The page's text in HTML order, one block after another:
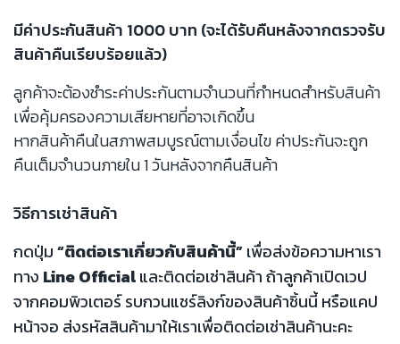
มีค่าประกันสินค้า 1000 บาท (จะได้รับคืนหลังจากตรวจรับ
สินค้าคืนเรียบร้อยแล้ว)
ลูกค้าจะต้องชำระค่าประกันตามจำนวนที่กำหนดสำหรับสินค้า
เพื่อคุ้มครองความเสียหายที่อาจเกิดขึ้น
หากสินค้าคืนในสภาพสมบูรณ์ตามเงื่อนไข ค่าประกันจะถูก
คืนเต็มจำนวนภายใน 1 วันหลังจากคืนสินค้า
วิธีการเช่าสินค้า
กดปุ่ม“ติดต่อเราเกี่ยวกับสินค้านี้”เพื่อส่งข้อความหาเรา
ทาง Line Officialและติดต่อเช่าสินค้า ถ้าลูกค้าเปิดเวป
จากคอมพิวเตอร์ รบกวนแชร์ลิงก์ของสินค้าชิ้นนี้ หรือแคป
หน้าจอ ส่งรหัสสินค้ามาให้เราเพื่อติดต่อเช่าสินค้านะคะ